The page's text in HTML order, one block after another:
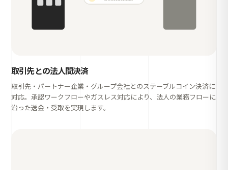
取引先との法人間決済
取引先・パートナー企業・グループ会社とのステーブルコイン決済に
対応。承認ワークフローやガスレス対応により、法人の業務フローに
沿った送金・受取を実現します。